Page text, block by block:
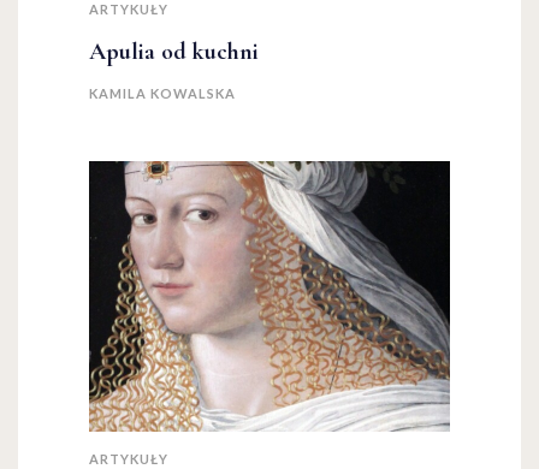
ARTYKUŁY
Apulia od kuchni
KAMILA KOWALSKA
ARTYKUŁY